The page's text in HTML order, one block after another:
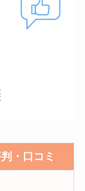
・口コミ